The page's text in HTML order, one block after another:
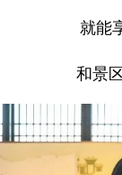
就能
和景